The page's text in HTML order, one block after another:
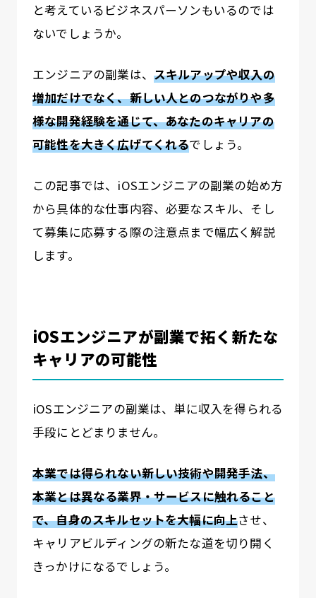
と考えているビジネスパーソンもいるのでは
ないでしょうか。
エンジニアの副業は、 スキルアップや収入の
増加だけでなく、新しい人とのつながりや多
様な開発経験を通じて、あなたのキャリアの
可能性を大きく広げてくれるでしょう。
この記事では、iOSエンジニアの副業の始め方
から具体的な仕事内容、必要なスキル、そし
て募集に応募する際の注意点まで幅広く解説
します。
iOSエンジニアが副業で拓く新たな
キャリアの可能性
iOSエンジニアの副業は、単に収入を得られる
手段にとどまりません。
本業では得られない新しい技術や開発手法、
本業とは異なる業界・サービスに触れること
で、自身のスキルセットを大幅に向上させ、
キャリアビルディングの新たな道を切り開く
きっかけになるでしょう。